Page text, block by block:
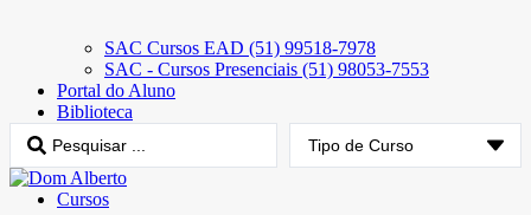
SAC Cursos EAD (51) 99518-7978
SAC - Cursos Presenciais (51) 98053-7553
Portal do Aluno
Biblioteca
Cursos